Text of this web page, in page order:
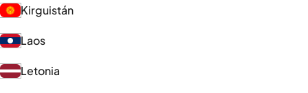
Kirguistán
Laos
Letonia